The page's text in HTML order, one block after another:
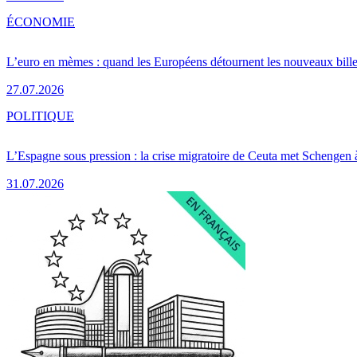
L’euro en mèmes : quand les Européens détournent les nouveaux
27.07.2026
ÉCONOMIE
L’Espagne sous pression : la crise migratoire de Ceuta met Schengen
31.07.2026
POLITIQUE